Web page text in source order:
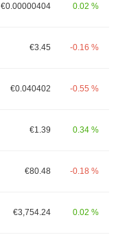
€0.00000404 0.02 %
€3.45 -0.16 %
€0.040402 -0.55 %
€1.39 0.34 %
€80.48 -0.18 %
€3,754.24 0.02 %